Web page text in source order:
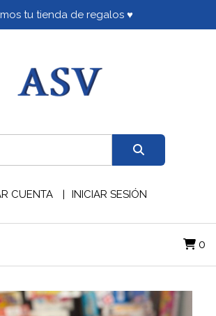
tu tienda de regalos ♥
CUENTA INICIAR SESIÓN
0